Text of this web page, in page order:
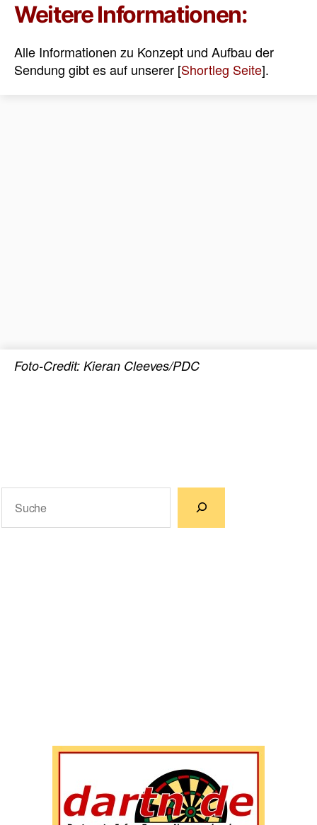
Weitere Informationen:
Alle Informationen zu Konzept und Aufbau der
Sendung gibt es auf unserer [Shortleg Seite].
Foto-Credit: Kieran Cleeves/PDC